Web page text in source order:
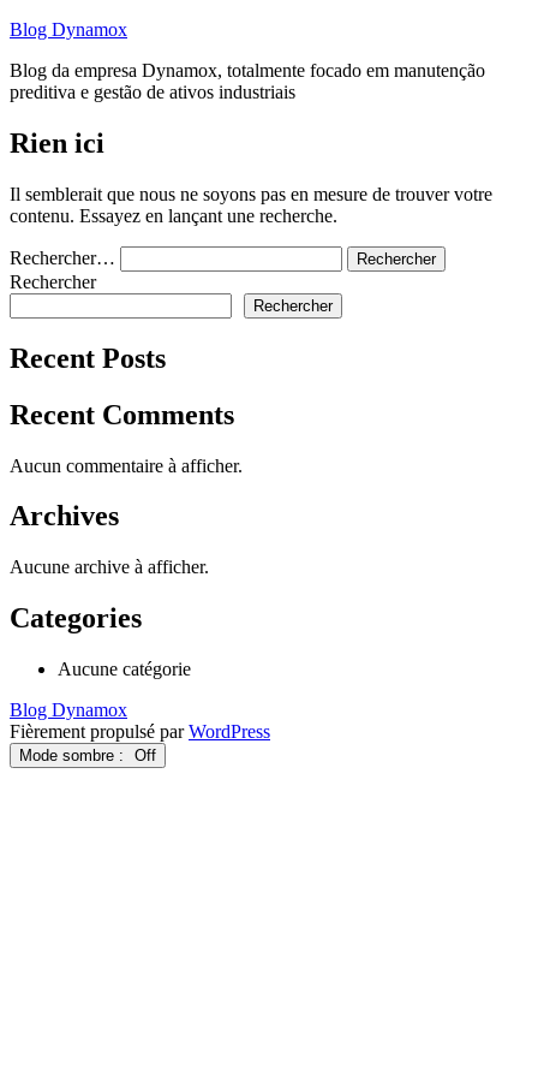
Aller
contenu
Blog Dynamox
Blog da empresa Dynamox, totalmente focado em manutenção
preditiva e gestão de ativos industriais
Rien ici
Il semblerait que nous ne soyons pas en mesure de trouver votre
contenu. Essayez en lançant une recherche.
Rechercher…
Rechercher
Rechercher
Recent Posts
Recent Comments
Aucun commentaire à afficher.
Archives
Aucune archive à afficher.
Categories
Aucune catégorie
Blog Dynamox
Fièrement propulsé parWordPress
Mode sombre :